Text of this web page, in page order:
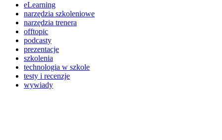
eLearning
narzędzia szkoleniowe
narzędzia trenera
offtopic
podcasty
prezentacje
szkolenia
technologia w szkole
testy i recenzje
wywiady